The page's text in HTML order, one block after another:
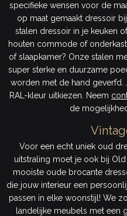
specifieke wensen voor de
op maat gemaakt dressoir
stalen dressoir in je keuken
houten commode of
of slaapkamer? Onze stalen
super sterke en duurzame
worden met de hand geverfd.
RAL-kleur uitkiezen. Neem
de
Voor een echt uniek oud
uitstraling moet je ook bij Old
mooiste oude brocante
die jouw interieur een
passen in elke woonstijl! We
landelijke meubels met een